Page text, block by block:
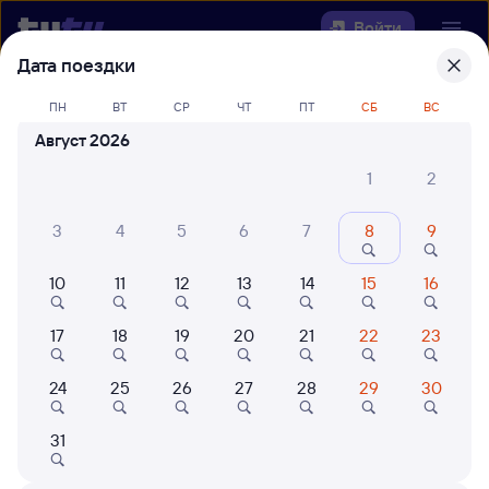
Войти
Выберите день, чтобы найтиж/д
билеты Зяба — Куйтун
Куда
Когда
Кто едет
Найти поезда
Дата поездки
ПН ВТ СР ЧТ ПТ СБ ВС
Август 2026
1
2
3 4 5 6 7 8 9
10 11 12 13 14 15 16
17 18 19 20 21 22 23
24 25 26 27 28 29 30
31